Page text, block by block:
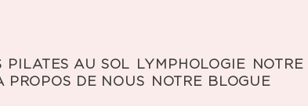
PILATES AU SOL LYMPHOLOGIE
PROPOS DE NOUS
NOTRE BLOGUE